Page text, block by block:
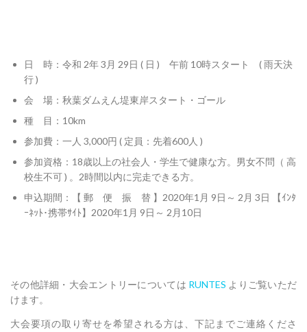
日 時：令和 2年 3月 29日 ( 日 ) 午前 10時スタート ( 雨天決
行 )
会 場：秋葉ダムえん堤東岸スタート・ゴール
種 目：10km
参加費：一人 3,000円 ( 定員：先着600人 )
参加資格：18歳以上の社会人・学生で健康な方。男女不問（ 高
校生不可 ) 。2時間以内に完走できる方。
申込期間：【 郵 便 振 替 】2020年1月 9日～ 2月 3日 【ｲﾝﾀ
ｰﾈｯﾄ･携帯ｻｲﾄ】2020年1月 9日～ 2月10日
その他詳細・大会エントリーについては RUNTES よりご覧いただ
けます。
大会要項の取り寄せを希望される方は、下記までご連絡くださ